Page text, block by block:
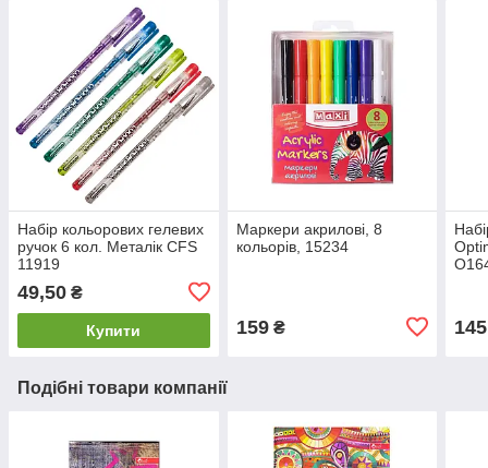
Набір кольорових гелевих
ручок 6 кол. Металік CFS
11919
49,50 ₴
Купити
Маркери акрилові, 8
кольорів, 15234
159₴ 145
Подібні товари компанії